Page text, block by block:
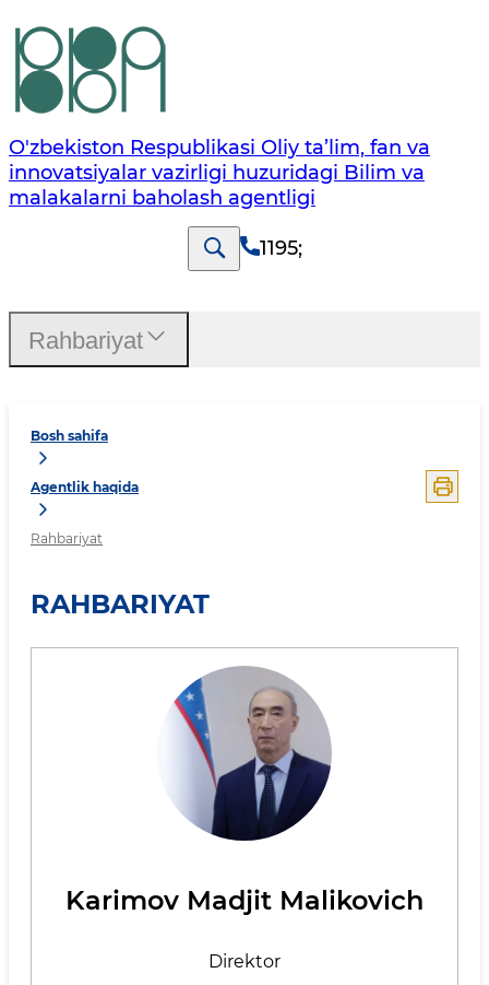
O'zbekiston Respublikasi Oliy ta’lim, fan va
innovatsiyalar vazirligi huzuridagi Bilim va
malakalarni baholash agentligi
1195;
Bosh sahifa
Agentlik haqida
Rahbariyat
RAHBARIYAT
Karimov Madjit Malikovich
Direktor
Rahbariyat